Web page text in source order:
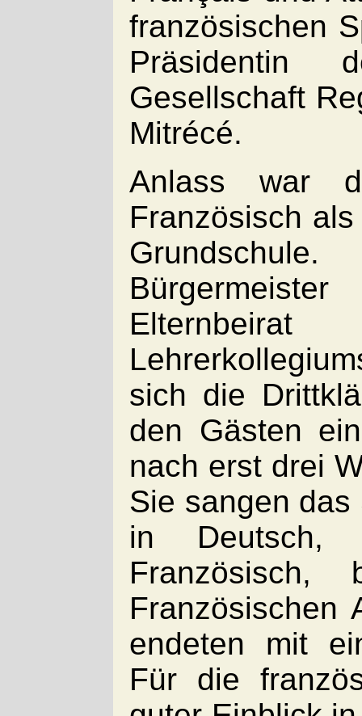
französischen
Präsidentin
Gesellschaft
Mitrécé.
Anlass war
Französisch
sich die
den Gästen
nach erst drei
Sie sangen
in Deutsch,
Französischen
endeten mit
Für die